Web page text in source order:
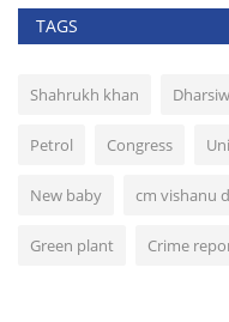
TAGS
Shahrukh khan
Petrol Congress
New baby cm vishanu
Green plant Crime